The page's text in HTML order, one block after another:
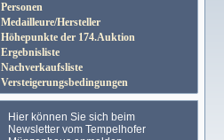
Personen
Medailleure/Hersteller
Höhepunkte der 174.Auktion
Ergebnisliste
Nachverkaufsliste
Versteigerungsbedingungen